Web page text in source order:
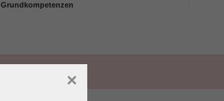
Grundkompetenzen
×